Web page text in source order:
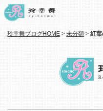
玲幸舞ブログHOME > 未分類 > 紅